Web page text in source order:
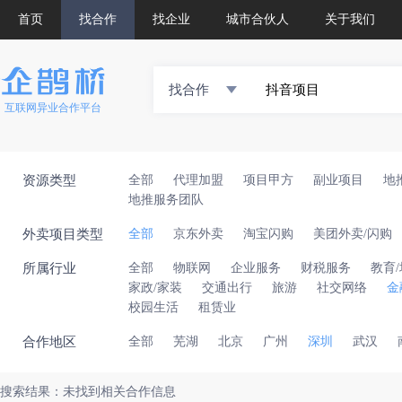
首页 找合作 找企业 城市合伙人 关于我们
互联网异业合作平台
找合作
资源类型 全部 代理加盟 项目甲方 副业项目
地
地推服务团队
外卖项目类型 全部 京东外卖 淘宝闪购 美团外卖/闪购
所属行业 全部 物联网 企业服务 财税服务
教育/
家政/家装
交通出行 旅游 社交网络
金
校园生活
租赁业
合作地区 全部 芜湖 北京 广州 深圳 武汉
搜索结果：未找到相关合作信息